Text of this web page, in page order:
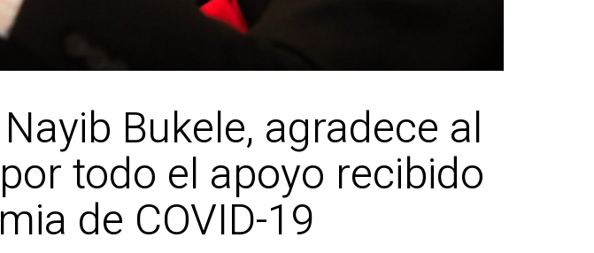
Bukele, agradece al
todo el apoyo recibido
de COVID-19